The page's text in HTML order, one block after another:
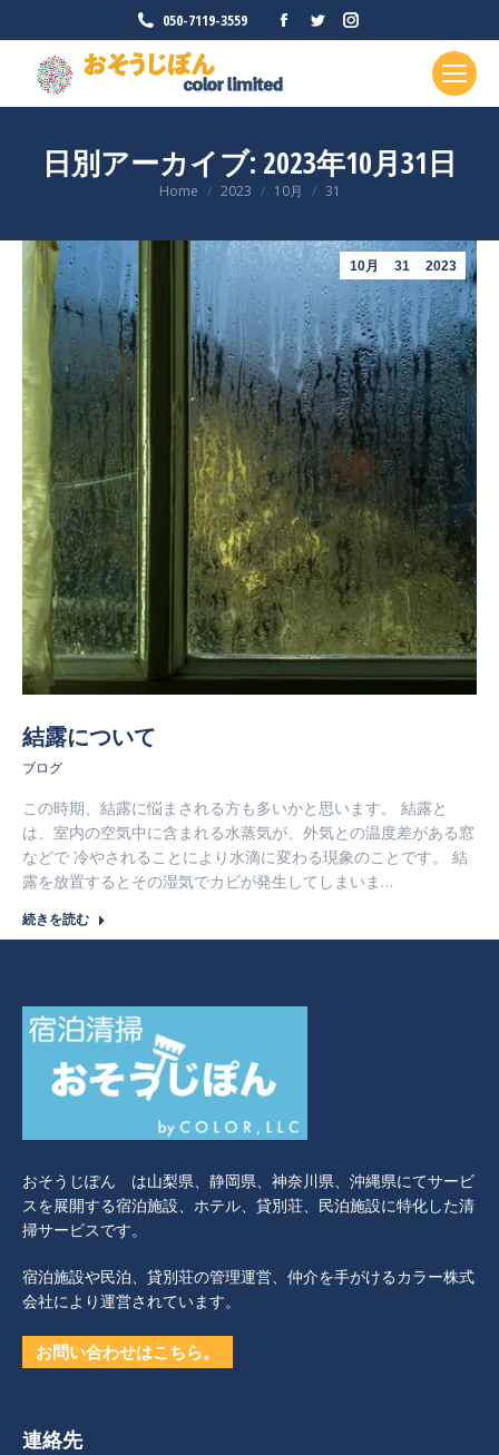
050-7119-3559
Facebook
ジ
新
し
ウ
ィ
ン
ド
ウ
で
開
き
ま
す
Twitter
ジ
新
し
ウ
ィ
ン
ド
ウ
で
開
き
ま
す
Instagram
ジ
新
ウ
ィ
ン
ド
ウ
で
開
き
ま
す
日別アーカイブ: 2023年10月31日
現在地:
Home 2023 10月 31
10月 31 2023
結露について
ブログ
この時期、結露に悩まされる方も多いかと思います。 結露と
は、室内の空気中に含まれる水蒸気が、外気との温度差がある窓
などで 冷やされることにより水滴に変わる現象のことです。 結
露を放置するとその湿気でカビが発生してしまいま…
続きを読む
おそうじぽん は山梨県、静岡県、神奈川県、沖縄県にてサービ
スを展開する宿泊施設、ホテル、貸別荘、民泊施設に特化した清
掃サービスです。
宿泊施設や民泊、貸別荘の管理運営、仲介を手がけるカラー株式
会社により運営されています。
お問い合わせはこちら。
連絡先